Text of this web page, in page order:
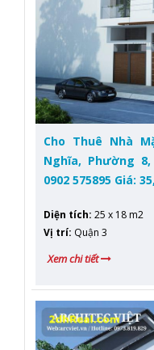
Cho Thuê Nhà
Nghĩa, Phường
0902 575895 Giá:
Diện tích: 25 x 18 m2
Vị trí: Quận 3
Xem chi tiết